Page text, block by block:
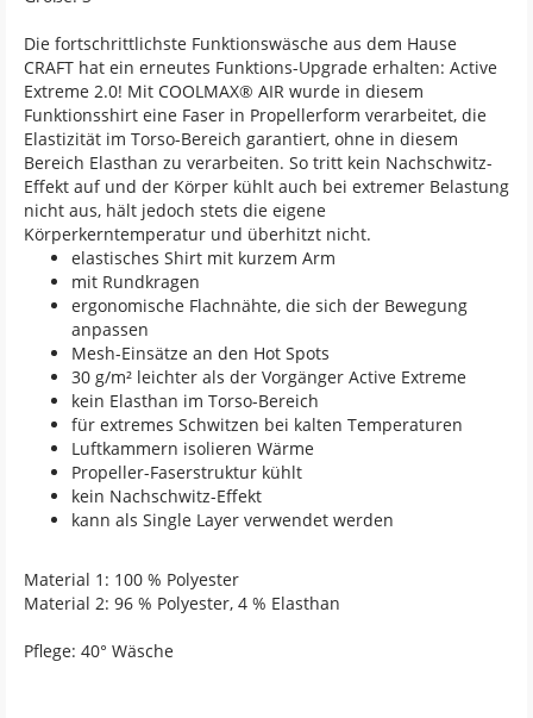
Die fortschrittlichste Funktionswäsche aus dem Hause
CRAFT hat ein erneutes Funktions-Upgrade erhalten: Active
Extreme 2.0! Mit COOLMAX® AIR wurde in diesem
Funktionsshirt eine Faser in Propellerform verarbeitet, die
Elastizität im Torso-Bereich garantiert, ohne in diesem
Bereich Elasthan zu verarbeiten. So tritt kein Nachschwitz-
Effekt auf und der Körper kühlt auch bei extremer Belastung
nicht aus, hält jedoch stets die eigene
Körperkerntemperatur und überhitzt nicht.
elastisches Shirt mit kurzem Arm
mit Rundkragen
ergonomische Flachnähte, die sich der Bewegung
anpassen
Mesh-Einsätze an den Hot Spots
30 g/m² leichter als der Vorgänger Active Extreme
kein Elasthan im Torso-Bereich
für extremes Schwitzen bei kalten Temperaturen
Luftkammern isolieren Wärme
Propeller-Faserstruktur kühlt
kein Nachschwitz-Effekt
kann als Single Layer verwendet werden
Material 1: 100 % Polyester
Material 2: 96 % Polyester, 4 % Elasthan
Pflege: 40° Wäsche